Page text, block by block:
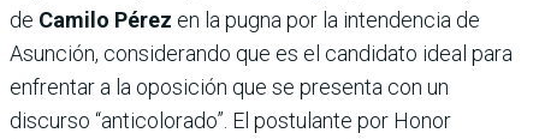
de Camilo Pérez en la pugna por la intendencia de
Asunción, considerando que es el candidato ideal para
enfrentar a la oposición que se presenta con un
discurso “anticolorado”. El postulante por Honor